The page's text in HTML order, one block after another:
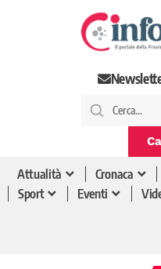
Attualità Cronaca
Sport
Eventi